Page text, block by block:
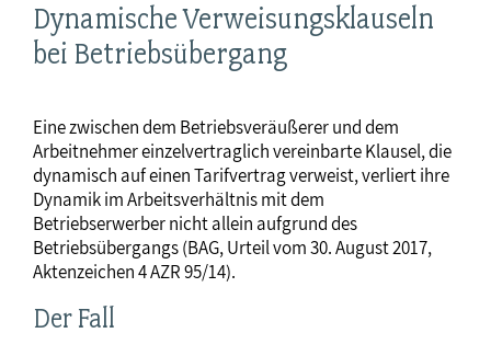
Dynamische Verweisungsklauseln
bei Betriebsübergang
Eine zwischen dem Betriebsveräußerer und dem
Arbeitnehmer einzelvertraglich vereinbarte Klausel, die
dynamisch auf einen Tarifvertrag verweist, verliert ihre
Dynamik im Arbeitsverhältnis mit dem
Betriebserwerber nicht allein aufgrund des
Betriebsübergangs (BAG, Urteil vom 30. August 2017,
Aktenzeichen 4 AZR 95/14).
Der Fall